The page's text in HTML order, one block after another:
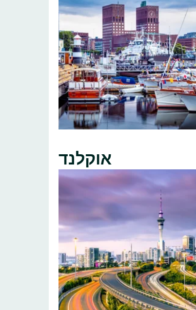
אוקלנד